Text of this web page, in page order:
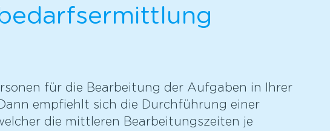
für die Bearbeitung der Aufgaben in Ihrer
empfiehlt sich die Durchführung einer
die mittleren Bearbeitungszeiten je